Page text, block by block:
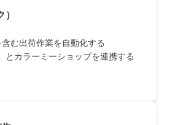
む出荷作業を自動化する
とカラーミーショップを連携する